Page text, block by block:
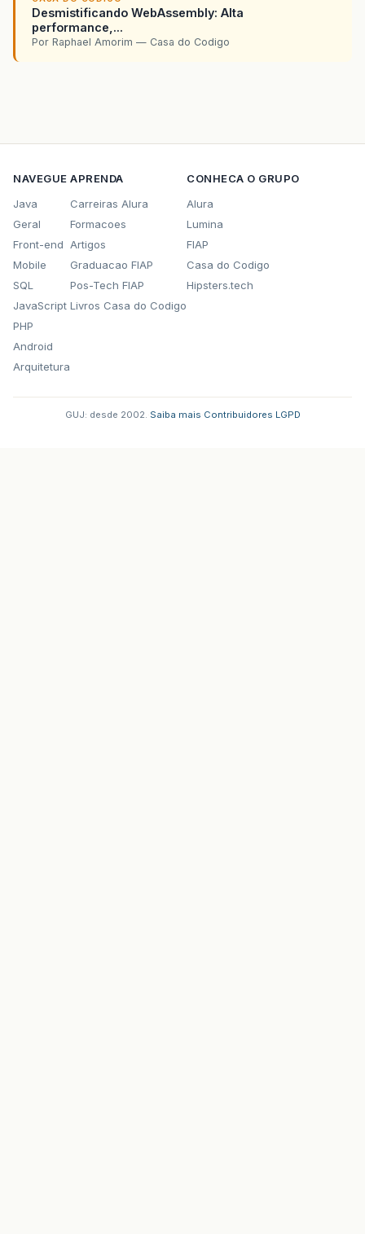
Desmistificando WebAssembly: Alta
performance,...
Por Raphael Amorim — Casa do Codigo
NAVEGUE
Java
Geral
Front-end
Mobile
SQL
JavaScript
PHP
Android
Arquitetura
APRENDA
Carreiras Alura
Formacoes
Artigos
Graduacao FIAP
Pos-Tech FIAP
Livros Casa do Codigo
CONHECA O GRUPO
Alura
Lumina
FIAP
Casa do Codigo
Hipsters.tech
GUJ: desde 2002. Saiba mais Contribuidores LGPD